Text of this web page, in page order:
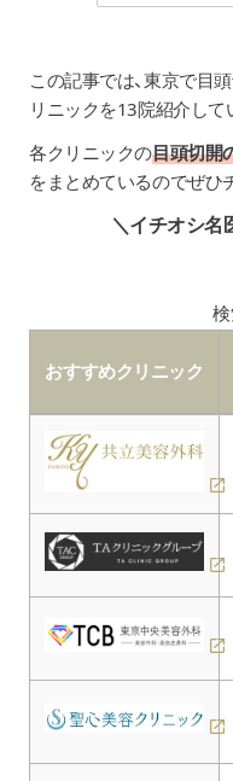
この記事では、東京で目
リニックを13院紹介して
各クリニックの目頭切開
をまとめているのでぜひ
＼イチオシ名
おすすめクリニック
おすすめクリニック